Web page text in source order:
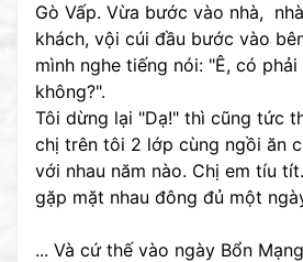
Gò Vấp. Vừa bước vào nhà,
khách, vội cúi đầu bước vào
mình nghe tiếng nói: "Ê, có
không?".
Tôi dừng lại "Dạ!" thì cũng tức
chị trên tôi 2 lớp cùng ngồi ăn
với nhau năm nào. Chị em tíu
gặp mặt nhau đông đủ một
... Và cứ thế vào ngày Bổn